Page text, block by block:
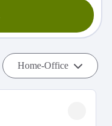
Home-Office